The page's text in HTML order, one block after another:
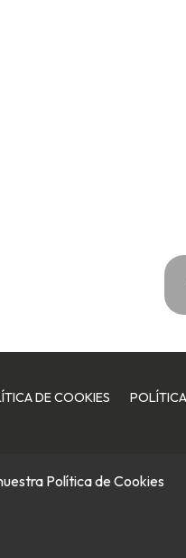
DE COOKIES
Política de Cookies